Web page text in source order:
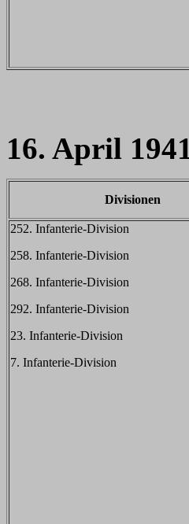
16. April
Divisionen
252. Infanterie-Division
258. Infanterie-Division
268. Infanterie-Division
292. Infanterie-Division
23. Infanterie-Division
7. Infanterie-Division